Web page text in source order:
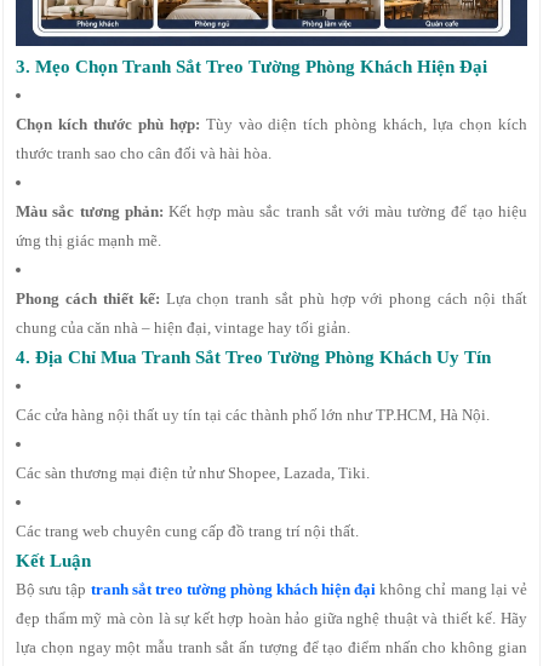
3. Mẹo Chọn Tranh Sắt Treo Tường Phòng Khách Hiện Đại
Chọn kích thước phù hợp: Tùy vào diện tích phòng khách, lựa chọn kích
thước tranh sao cho cân đối và hài hòa.
Màu sắc tương phản: Kết hợp màu sắc tranh sắt với màu tường để tạo hiệu
ứng thị giác mạnh mẽ.
Phong cách thiết kế: Lựa chọn tranh sắt phù hợp với phong cách nội thất
chung của căn nhà – hiện đại, vintage hay tối giản.
4. Địa Chỉ Mua Tranh Sắt Treo Tường Phòng Khách Uy Tín
Các cửa hàng nội thất uy tín tại các thành phố lớn như TP.HCM, Hà Nội.
Các sàn thương mại điện tử như Shopee, Lazada, Tiki.
Các trang web chuyên cung cấp đồ trang trí nội thất.
Kết Luận
Bộ sưu tập tranh sắt treo tường phòng khách hiện đại không chỉ mang lại vẻ
đẹp thẩm mỹ mà còn là sự kết hợp hoàn hảo giữa nghệ thuật và thiết kế. Hãy
lựa chọn ngay một mẫu tranh sắt ấn tượng để tạo điểm nhấn cho không gian